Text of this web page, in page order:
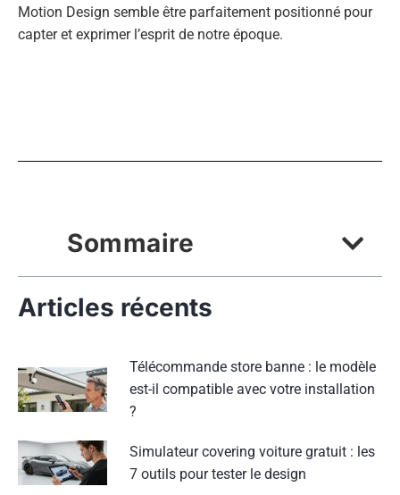
Motion Design semble être parfaitement positionné pour
capter et exprimer l’esprit de notre époque.
Sommaire
Articles récents
Télécommande store banne : le modèle
est-il compatible avec votre installation
?
Simulateur covering voiture gratuit : les
7 outils pour tester le design